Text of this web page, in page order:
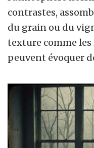
contrastes,
du grain ou du
texture comme les
peuvent évoquer